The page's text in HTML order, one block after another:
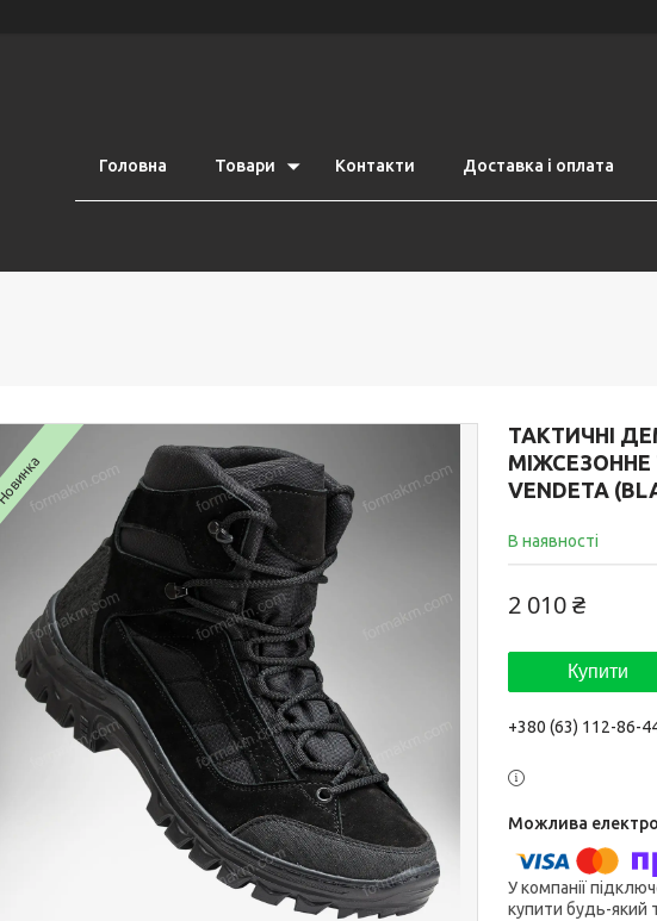
Головна Товари Контакти Доставка і оплата
ТАКТИЧНІ
МІЖСЕЗОННЕ
VENDETA
В наявності
2 010 ₴
Купити
+380 (63) 112-86-
У компанії
купити будь-який